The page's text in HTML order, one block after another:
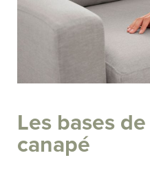
Les bases
canapé